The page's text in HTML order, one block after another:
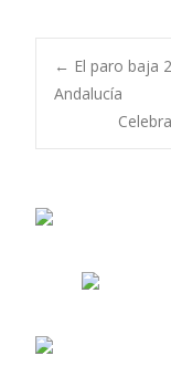
de
← El paro baja
Andalucía